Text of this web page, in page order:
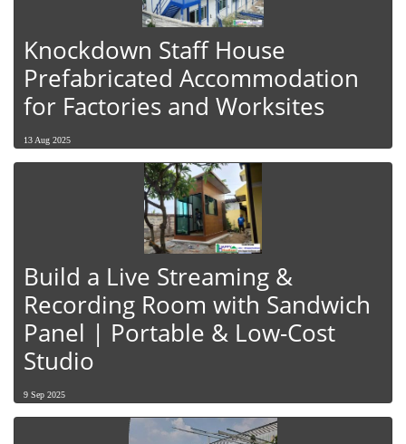
Knockdown Staff House
Prefabricated Accommodation
for Factories and Worksites
13 Aug 2025
Build a Live Streaming &
Recording Room with Sandwich
Panel | Portable & Low-Cost
Studio
9 Sep 2025